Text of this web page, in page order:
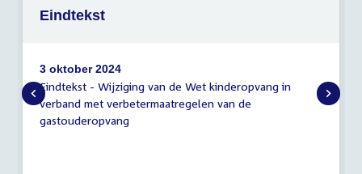
Eindtekst
3 oktober 2024
Eindtekst - Wijziging van de Wet kinderopvang in
verband met verbetermaatregelen van de
gastouderopvang
Eindtekst